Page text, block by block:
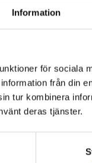
Information
för sociala
från din
tur kombinera
deras tjänster.